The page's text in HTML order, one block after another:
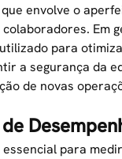
envolve o
Em
para
a segurança da
de novas
para